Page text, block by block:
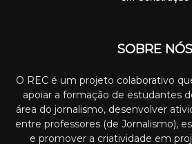
SOBRE NÓS
O REC é um projeto colaborativo
apoiar a formação de estudantes
área do jornalismo, desenvolver
entre professores (de Jornalismo),
e promover a criatividade em